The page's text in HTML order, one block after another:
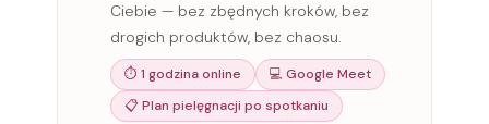
Ciebie — bez zbędnych kroków, bez
drogich produktów, bez chaosu.
⏱ 1 godzina online
💻 Google Meet
📋 Plan pielęgnacji po spotkaniu